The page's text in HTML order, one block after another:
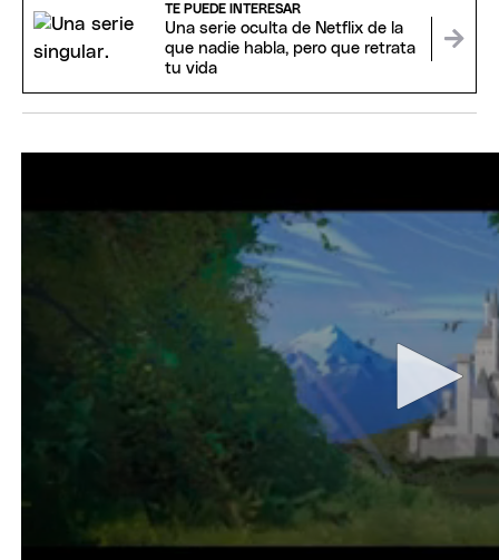
TE PUEDE INTERESAR
Una serie oculta de Netflix de la
que nadie habla, pero que retrata
tu vida